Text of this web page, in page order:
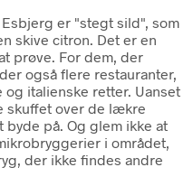
er "stegt sild", som
skive citron. Det er en
prøve. For dem, der
også flere restauranter,
italienske retter. Uanset
skuffet over de lækre
på. Og glem ikke at
i området,
der ikke findes andre